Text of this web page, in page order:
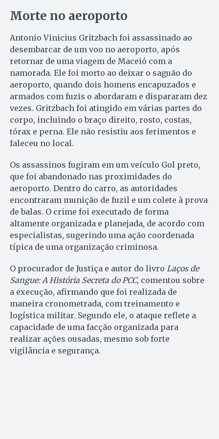
Morte no aeroporto
Antonio Vinicius Gritzbach foi assassinado ao
desembarcar de um voo no aeroporto, após
retornar de uma viagem de Maceió com a
namorada. Ele foi morto ao deixar o saguão do
aeroporto, quando dois homens encapuzados e
armados com fuzis o abordaram e dispararam dez
vezes. Gritzbach foi atingido em várias partes do
corpo, incluindo o braço direito, rosto, costas,
tórax e perna. Ele não resistiu aos ferimentos e
faleceu no local.
Os assassinos fugiram em um veículo Gol preto,
que foi abandonado nas proximidades do
aeroporto. Dentro do carro, as autoridades
encontraram munição de fuzil e um colete à prova
de balas. O crime foi executado de forma
altamente organizada e planejada, de acordo com
especialistas, sugerindo uma ação coordenada
típica de uma organização criminosa.
O procurador de Justiça e autor do livro Laços de
Sangue: A História Secreta do PCC, comentou sobre
a execução, afirmando que foi realizada de
maneira cronometrada, com treinamento e
logística militar. Segundo ele, o ataque reflete a
capacidade de uma facção organizada para
realizar ações ousadas, mesmo sob forte
vigilância e segurança.